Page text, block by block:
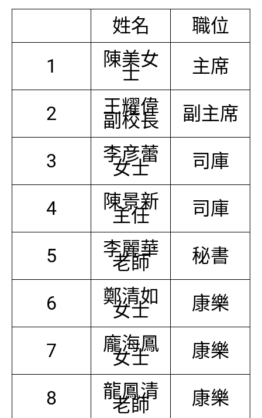
姓名
職位
1
陳美女
士 主席
2 王耀偉
副校長 副主席
3 李彦蕾
女士 司庫
4 陳景新
主任 司庫
5 李麗華
老師 秘書
6 鄭清如
女士 康樂
7 龐海鳳
女士 康樂
8 龍鳳清
老師 康樂